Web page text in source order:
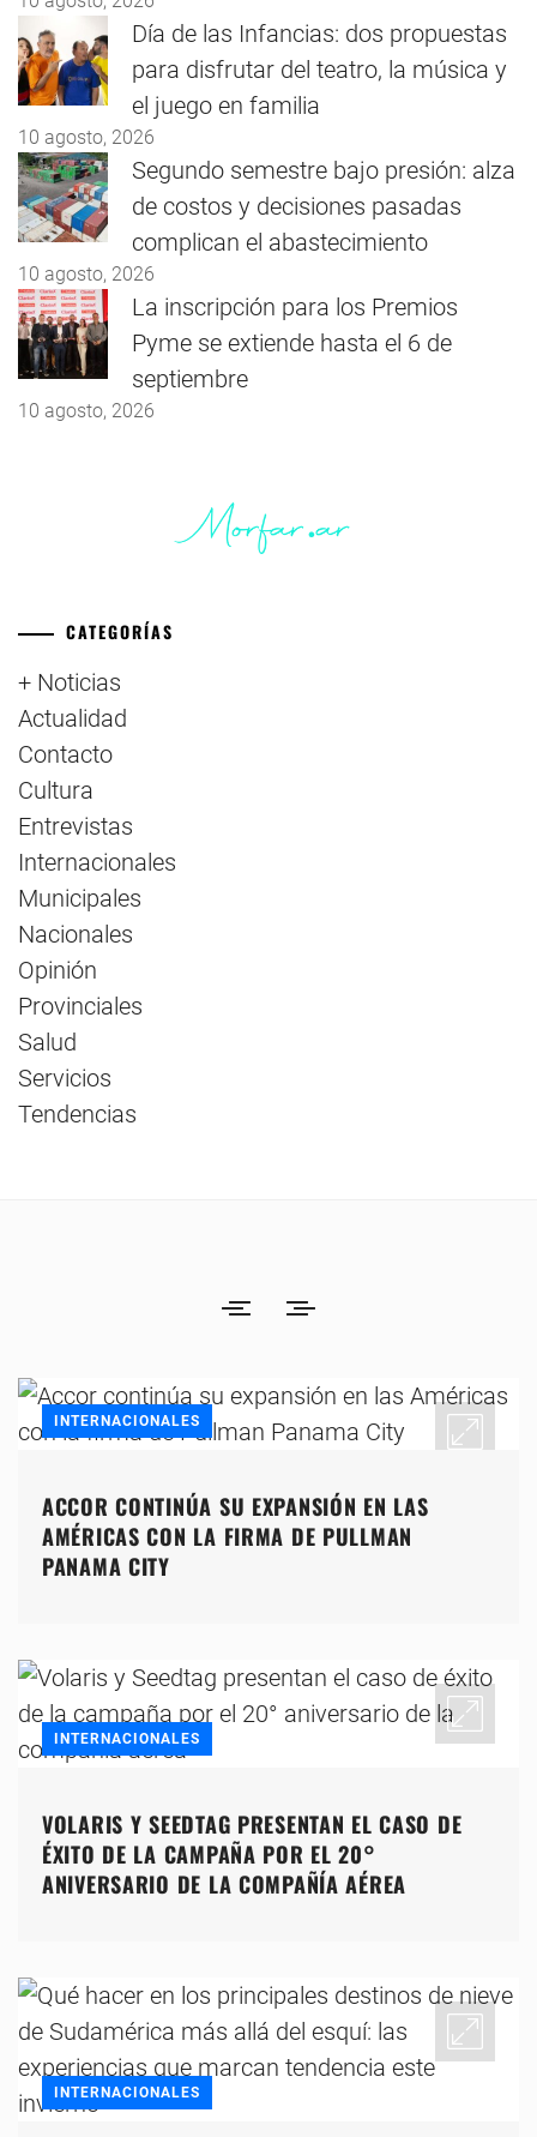
Día de las Infancias: dos propuestas
para disfrutar del teatro, la música y
el juego en familia
10 agosto, 2026
Segundo semestre bajo presión: alza
de costos y decisiones pasadas
complican el abastecimiento
10 agosto, 2026
La inscripción para los Premios
Pyme se extiende hasta el 6 de
septiembre
10 agosto, 2026
CATEGORÍAS
+ Noticias
Actualidad
Contacto
Cultura
Entrevistas
Internacionales
Municipales
Nacionales
Opinión
Provinciales
Salud
Servicios
Tendencias
INTERNACIONALES
ACCOR CONTINÚA SU EXPANSIÓN EN LAS
AMÉRICAS CON LA FIRMA DE PULLMAN
PANAMA CITY
INTERNACIONALES
VOLARIS Y SEEDTAG PRESENTAN EL CASO DE
ÉXITO DE LA CAMPAÑA POR EL 20°
ANIVERSARIO DE LA COMPAÑÍA AÉREA
INTERNACIONALES